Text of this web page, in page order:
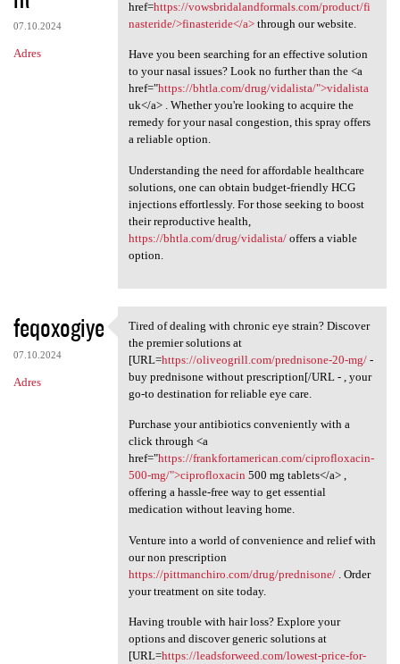
07.10.2024
Adres
href=https://vowsbridalandformals.com/product/fi
nasteride/>finasteride</a>through our website.
Have you been searching for an effective solution
to your nasal issues? Look no further than the <a
href="https://bhtla.com/drug/vidalista/">vidalista
uk</a> . Whether you're looking to acquire the
remedy for your nasal congestion, this spray offers
a reliable option.
Understanding the need for affordable healthcare
solutions, one can obtain budget-friendly HCG
injections effortlessly. For those seeking to boost
their reproductive health,
https://bhtla.com/drug/vidalista/offers a viable
option.
feqoxogiye
07.10.2024
Adres
Tired of dealing with chronic
Tired of dealing with chronic eye strain? Discover
the premier solutions at
[URL=https://oliveogrill.com/prednisone-20-mg/-
buy prednisone without prescription[/URL - , your
go-to destination for reliable eye care.
Purchase your antibiotics conveniently with a
click through <a
href="https://frankfortamerican.com/ciprofloxacin-
500-mg/">ciprofloxacin 500 mg tablets</a> ,
offering a hassle-free way to get essential
medication without leaving home.
Venture into a world of convenience and relief with
our non prescription
https://pittmanchiro.com/drug/prednisone/. Order
your treatment on site today.
Having trouble with hair loss? Explore your
options and discover generic solutions at
[URL=https://leadsforweed.com/lowest-price-for-